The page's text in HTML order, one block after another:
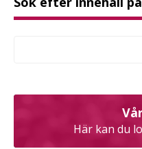
Här kan du